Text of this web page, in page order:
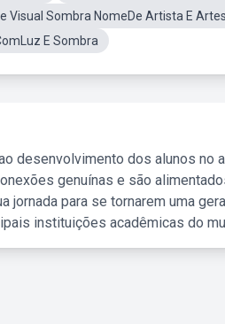
Visual Sombra NomeDe Artista E Artes
E Sombra
desenvolvimento dos alunos no
genuínas e são
para se tornarem uma
instituições acadêmicas do